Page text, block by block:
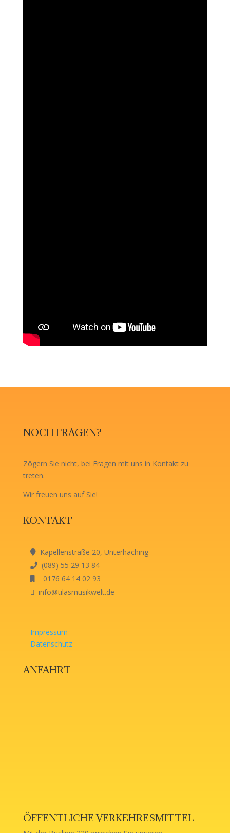
NOCH FRAGEN?
Zögern Sie nicht, bei Fragen mit uns in Kontakt zu
treten.
Wir freuen uns auf Sie!
KONTAKT
Kapellenstraße 20, Unterhaching
(089) 55 29 13 84
0176 64 14 02 93
info@tilasmusikwelt.de
Impressum
Datenschutz
ANFAHRT
ÖFFENTLICHE VERKEHRESMITTEL